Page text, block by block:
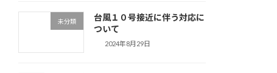
未分類
台風１０号接近に伴う対応に
ついて
2024年8月29日